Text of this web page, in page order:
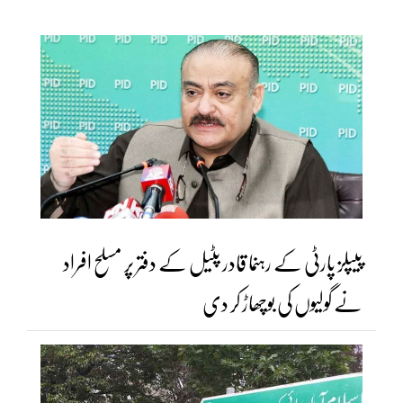
پیپلز پارٹی کے رہنما قادر پٹیل کے دفتر پر مسلح افراد
نے گولیوں کی بوچھاڑ کر دی